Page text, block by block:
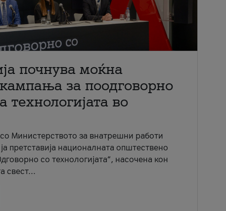
почнува моќна
за поодговорно
технологијата во
Министерството за внатрешни работи
претставија националната општествено
со технологијата“, насочена кон
свест...